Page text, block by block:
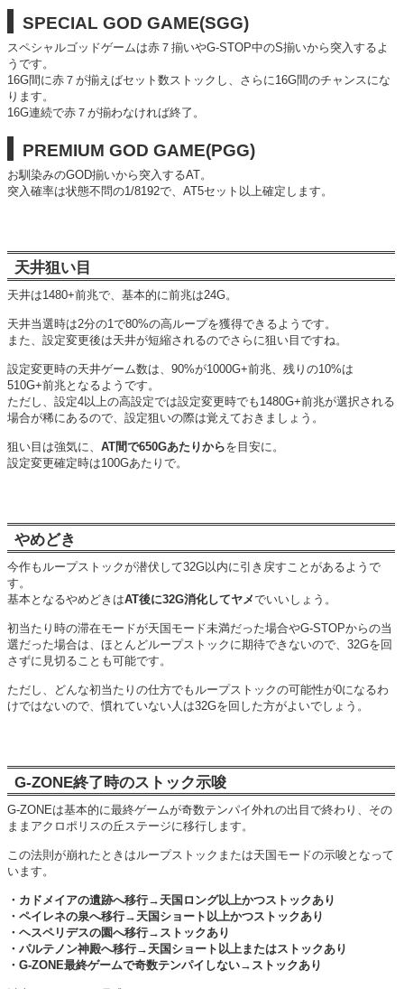
SPECIAL GOD GAME(SGG)
スペシャルゴッドゲームは赤７揃いやG-STOP中のS揃いから突入するよ
うです。
16G間に赤７が揃えばセット数ストックし、さらに16G間のチャンスにな
ります。
16G連続で赤７が揃わなければ終了。
PREMIUM GOD GAME(PGG)
お馴染みのGOD揃いから突入するAT。
突入確率は状態不問の1/8192で、AT5セット以上確定します。
天井狙い目
天井は1480+前兆で、基本的に前兆は24G。
天井当選時は2分の1で80%の高ループを獲得できるようです。
また、設定変更後は天井が短縮されるのでさらに狙い目ですね。
設定変更時の天井ゲーム数は、90%が1000G+前兆、残りの10%は
510G+前兆となるようです。
ただし、設定4以上の高設定では設定変更時でも1480G+前兆が選択される
場合が稀にあるので、設定狙いの際は覚えておきましょう。
狙い目は強気に、 AT間で650Gあたりからを目安に。
設定変更確定時は100Gあたりで。
やめどき
今作もループストックが潜伏して32G以内に引き戻すことがあるようで
す。
基本となるやめどきはAT後に32G消化してヤメでいいしょう。
初当たり時の滞在モードが天国モード未満だった場合やG-STOPからの当
選だった場合は、ほとんどループストックに期待できないので、32Gを回
さずに見切ることも可能です。
ただし、どんな初当たりの仕方でもループストックの可能性が0になるわ
けではないので、慣れていない人は32Gを回した方がよいでしょう。
G-ZONE終了時のストック示唆
G-ZONEは基本的に最終ゲームが奇数テンパイ外れの出目で終わり、その
ままアクロポリスの丘ステージに移行します。
この法則が崩れたときはループストックまたは天国モードの示唆となって
います。
・カドメイアの遺跡へ移行→天国ロング以上かつストックあり
・ペイレネの泉へ移行→天国ショート以上かつストックあり
・ヘスペリデスの園へ移行→ストックあり
・パルテノン神殿へ移行→天国ショート以上またはストックあり
・G-ZONE最終ゲームで奇数テンパイしない→ストックあり